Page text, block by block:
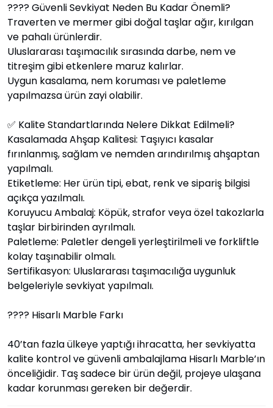
???? Güvenli Sevkiyat Neden Bu Kadar Önemli?
Traverten ve mermer gibi doğal taşlar ağır, kırılgan
ve pahalı ürünlerdir.
Uluslararası taşımacılık sırasında darbe, nem ve
titreşim gibi etkenlere maruz kalırlar.
Uygun kasalama, nem koruması ve paletleme
yapılmazsa ürün zayi olabilir.
✅ Kalite Standartlarında Nelere Dikkat Edilmeli?
Kasalamada Ahşap Kalitesi: Taşıyıcı kasalar
fırınlanmış, sağlam ve nemden arındırılmış ahşaptan
yapılmalı.
Etiketleme: Her ürün tipi, ebat, renk ve sipariş bilgisi
açıkça yazılmalı.
Koruyucu Ambalaj: Köpük, strafor veya özel takozlarla
taşlar birbirinden ayrılmalı.
Paletleme: Paletler dengeli yerleştirilmeli ve forkliftle
kolay taşınabilir olmalı.
Sertifikasyon: Uluslararası taşımacılığa uygunluk
belgeleriyle sevkiyat yapılmalı.
???? Hisarlı Marble Farkı
40’tan fazla ülkeye yaptığı ihracatta, her sevkiyatta
kalite kontrol ve güvenli ambalajlama Hisarlı Marble’ın
önceliğidir. Taş sadece bir ürün değil, projeye ulaşana
kadar korunması gereken bir değerdir.